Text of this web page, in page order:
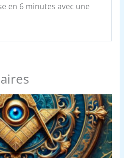
en 6 minutes avec une